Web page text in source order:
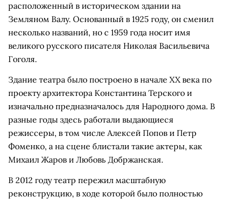
расположенный в историческом здании на
Земляном Валу. Основанный в 1925 году, он сменил
несколько названий, но с 1959 года носит имя
великого русского писателя Николая Васильевича
Гоголя.
Здание театра было построено в начале XX века по
проекту архитектора Константина Терского и
изначально предназначалось для Народного дома. В
разные годы здесь работали выдающиеся
режиссеры, в том числе Алексей Попов и Петр
Фоменко, а на сцене блистали такие актеры, как
Михаил Жаров и Любовь Добржанская.
В 2012 году театр пережил масштабную
реконструкцию, в ходе которой было полностью